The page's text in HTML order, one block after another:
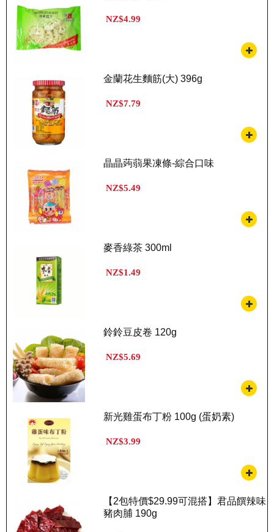
NZ$4.99
金蘭花生麵筋(大) 396g
NZ$7.79
晶晶蒟蒻果凍條-綜合口味
NZ$5.49
麥香綠茶 300ml
NZ$1.49
鈴鈴豆皮卷 120g
NZ$5.69
新光雞蛋布丁粉 100g (蛋奶素)
NZ$3.99
【2包特價$29.99可混搭】君品饌辣味
豬肉脯 190g